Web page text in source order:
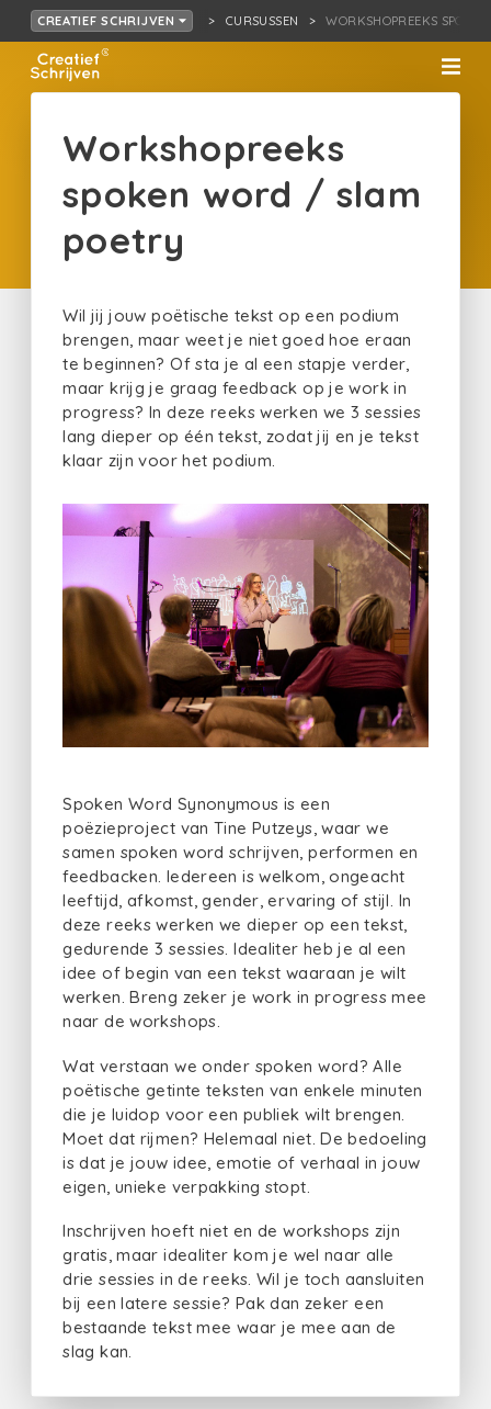
CREATIEF SCHRIJVEN CURSUSSEN WORKSHOPREEKS
Workshopreeks
spoken word / slam
poetry
Wil jij jouw poëtische tekst op een podium
brengen, maar weet je niet goed hoe eraan
te beginnen? Of sta je al een stapje verder,
maar krijg je graag feedback op je work in
progress? In deze reeks werken we 3 sessies
lang dieper op één tekst, zodat jij en je tekst
klaar zijn voor het podium.
Spoken Word Synonymous is een
poëzieproject van Tine Putzeys, waar we
samen spoken word schrijven, performen en
feedbacken. Iedereen is welkom, ongeacht
leeftijd, afkomst, gender, ervaring of stijl. In
deze reeks werken we dieper op een tekst,
gedurende 3 sessies. Idealiter heb je al een
idee of begin van een tekst waaraan je wilt
werken. Breng zeker je work in progress mee
naar de workshops.
Wat verstaan we onder spoken word? Alle
poëtische getinte teksten van enkele minuten
die je luidop voor een publiek wilt brengen.
Moet dat rijmen? Helemaal niet. De bedoeling
is dat je jouw idee, emotie of verhaal in jouw
eigen, unieke verpakking stopt.
Inschrijven hoeft niet en de workshops zijn
gratis, maar idealiter kom je wel naar alle
drie sessies in de reeks. Wil je toch aansluiten
bij een latere sessie? Pak dan zeker een
bestaande tekst mee waar je mee aan de
slag kan.